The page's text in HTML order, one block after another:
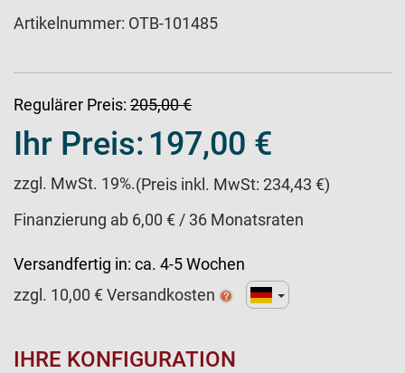
Artikelnummer: OTB-101485
Regulärer Preis: 205,00 €
Ihr Preis: 197,00 €
zzgl. MwSt. 19%.(Preis inkl. MwSt: 234,43 €)
Finanzierung ab 6,00 € / 36 Monatsraten
Versandfertig in: ca. 4-5 Wochen
zzgl. 10,00 € Versandkosten
IHRE KONFIGURATION